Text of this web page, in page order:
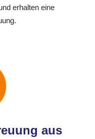
erhalten eine
aus